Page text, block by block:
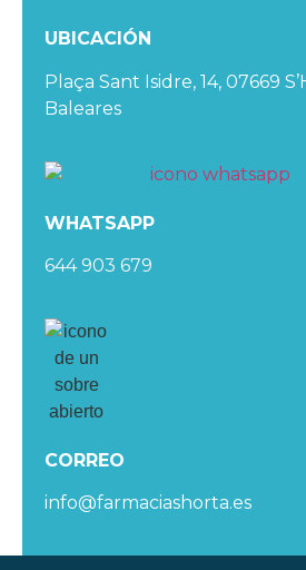
UBICACIÓN
Plaça Sant Isidre, 14, 07669
Baleares
WHATSAPP
644 903 679
CORREO
info@farmaciashorta.es